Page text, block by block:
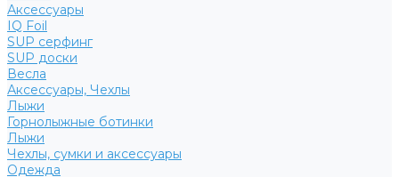
Аксессуары
IQ Foil
SUP серфинг
SUP доски
Весла
Аксессуары, Чехлы
Лыжи
Горнолыжные ботинки
Лыжи
Чехлы, сумки и аксессуары
Одежда